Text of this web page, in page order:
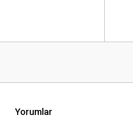
Yorumlar